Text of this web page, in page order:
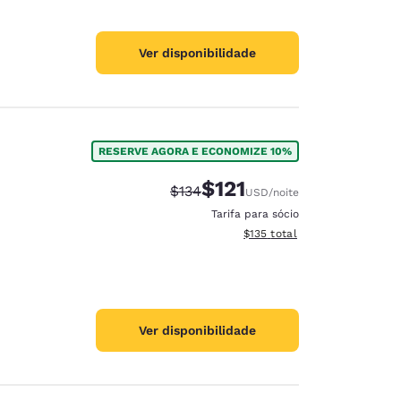
Ver disponibilidade
RESERVE AGORA E ECONOMIZE 10%
Tarifa anterior “tachada”:
$134Tarifa com desconto:
$121USD/noite
Tarifa para sócio
Exibir detalhes do total
$135 total
Ver disponibilidade